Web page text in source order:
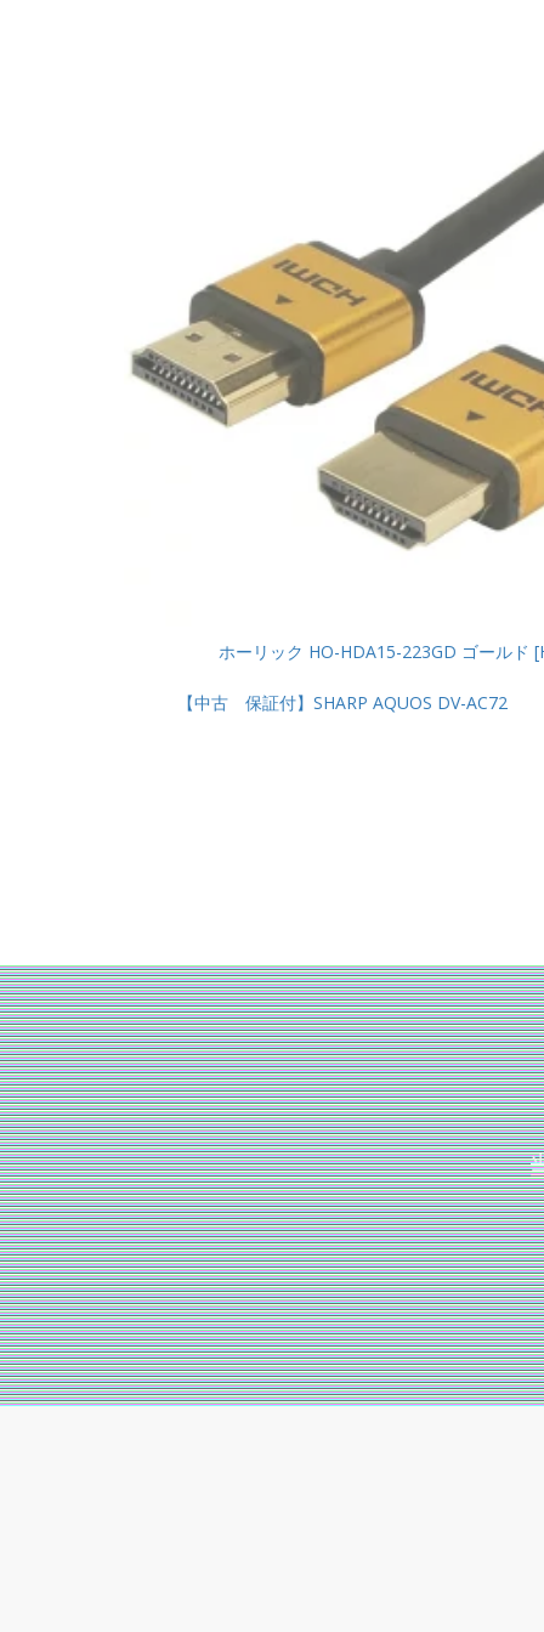
ホーリック HO-HDA15-223GD ゴールド
【中古 保証付】SHARP AQUOS DV-AC72